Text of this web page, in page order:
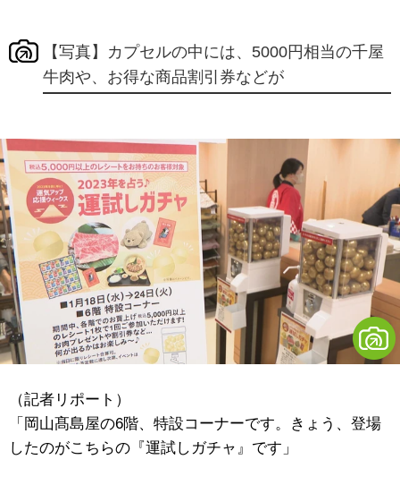
【写真】カプセルの中には、5000円相当の千屋
牛肉や、お得な商品割引券などが
（記者リポート）
「岡山髙島屋の6階、特設コーナーです。きょう、登場
したのがこちらの『運試しガチャ』です」